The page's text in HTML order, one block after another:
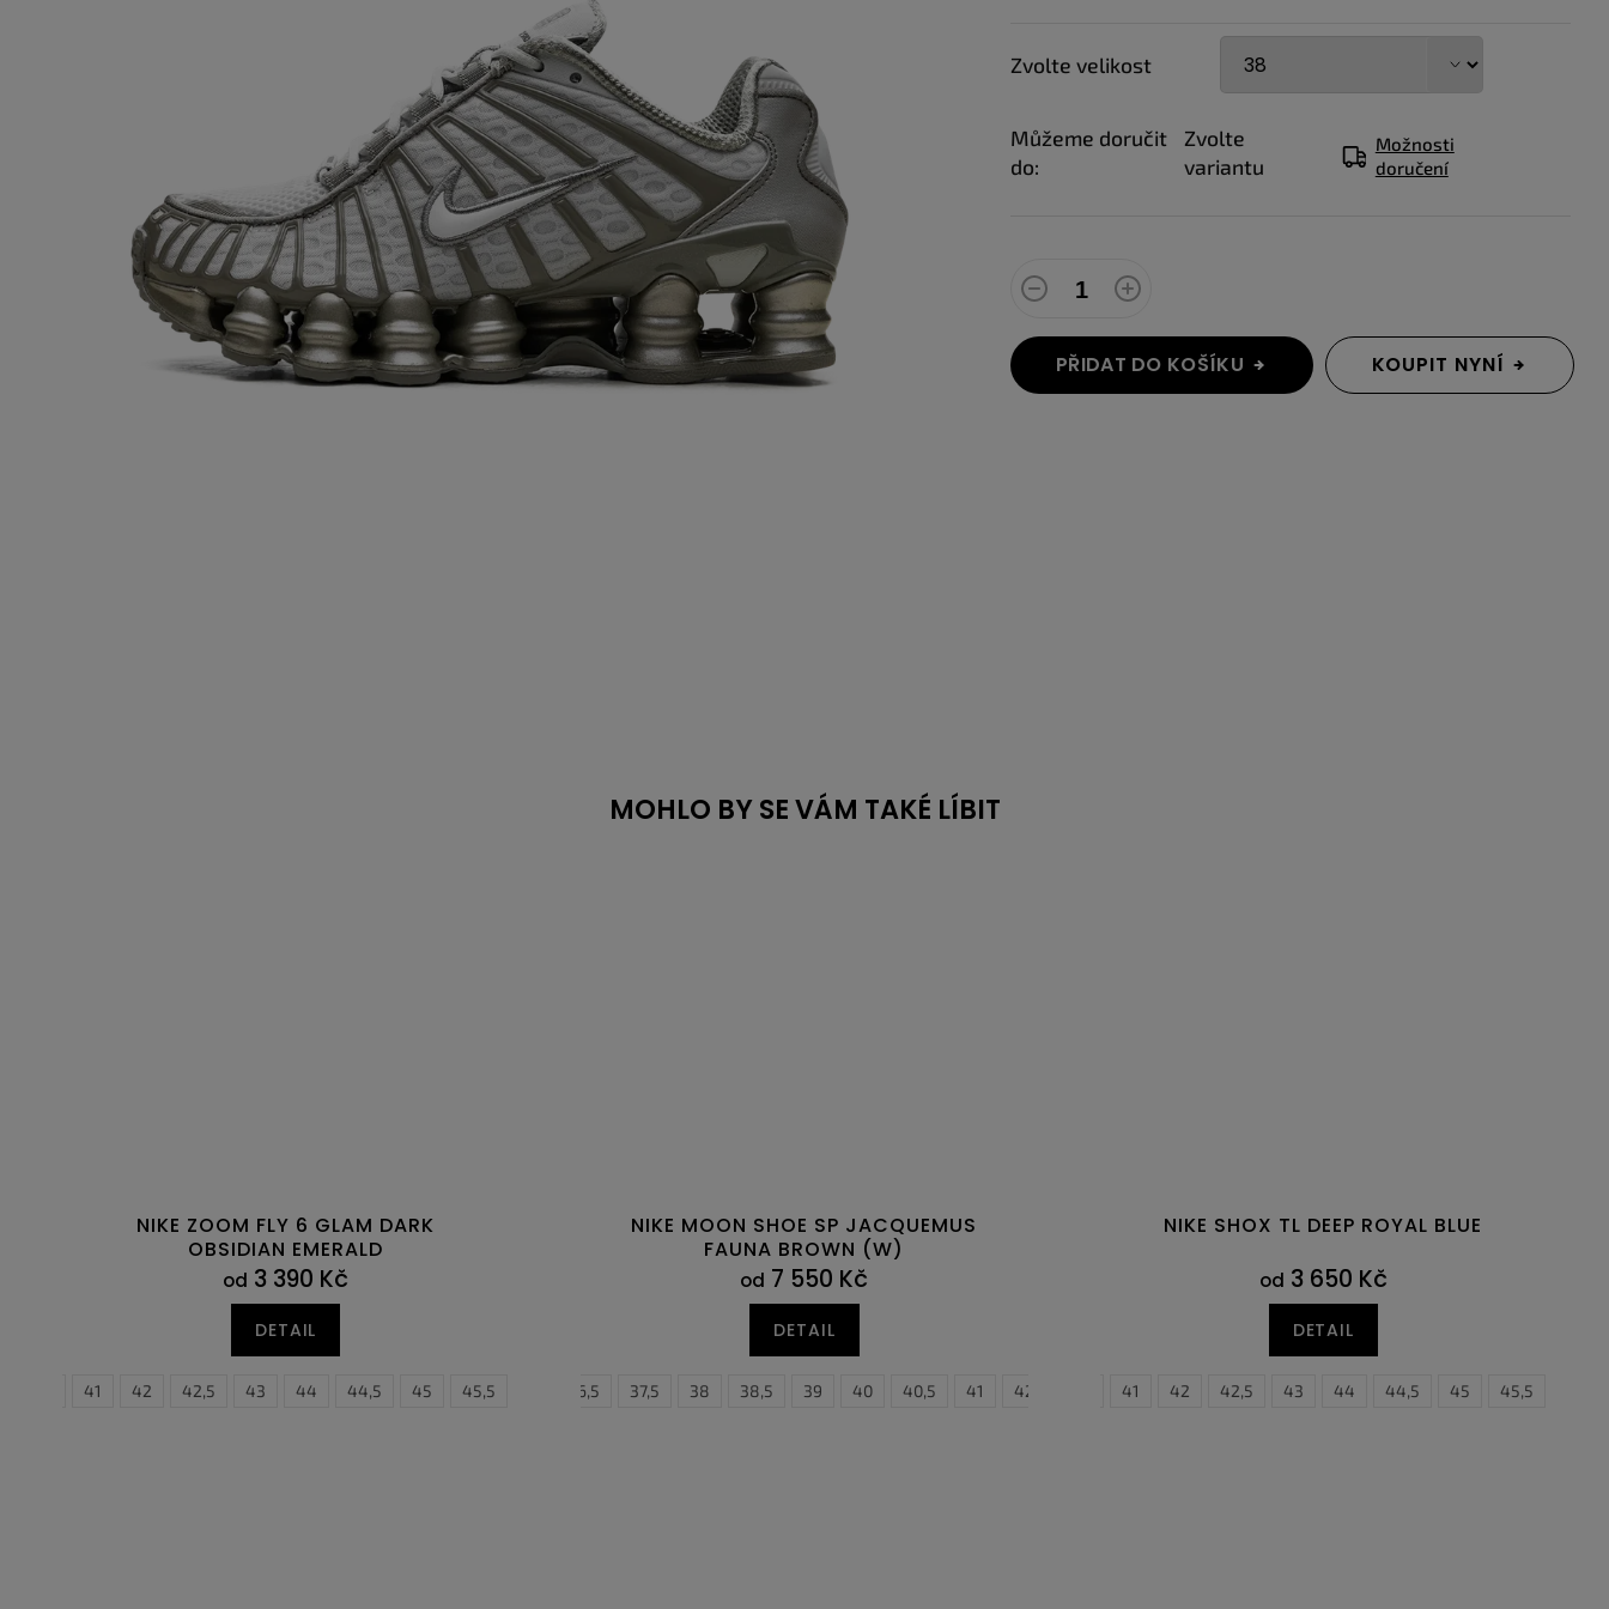
Zvolte velikost
Můžeme doručit
do:
Zvolte
variantu
Možnosti
doručení
PŘIDAT DO KOŠÍKU KOUPIT NYNÍ
MOHLO BY SE VÁM TAKÉ LÍBIT
NIKE ZOOM FLY 6 GLAM DARK
OBSIDIAN EMERALD
od 3 390 Kč
DETAIL
41 42 42,5 43 44 44,5 45 45,5 47 47,5
NIKE MOON SHOE SP JACQUEMUS
FAUNA BROWN (W)
od 7 550 Kč
DETAIL
36,5 37,5 38 38,5 39 40 40,5 41 42
NIKE SHOX TL DEEP ROYAL BLUE
od 3 650 Kč
DETAIL
38,5 39 40 41 42 42,5 43 44 44,5 45 45,5